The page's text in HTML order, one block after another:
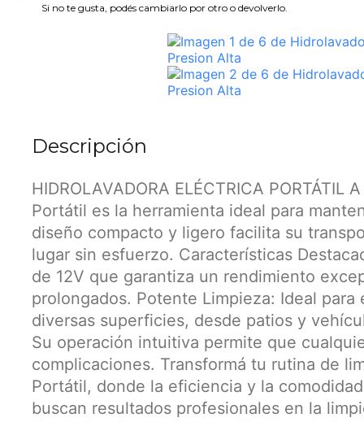
Si no te gusta, podés cambiarlo por otro o devolverlo.
Descripción
HIDROLAVADORA ELÉCTRICA PORTÁTIL
Portátil es la herramienta ideal para
diseño compacto y ligero facilita su
lugar sin esfuerzo. Características
de 12V que garantiza un rendimiento
prolongados. Potente Limpieza: Ideal
diversas superficies, desde patios y
Su operación intuitiva permite que
complicaciones. Transformá tu rutina de
Portátil, donde la eficiencia y la
buscan resultados profesionales en la